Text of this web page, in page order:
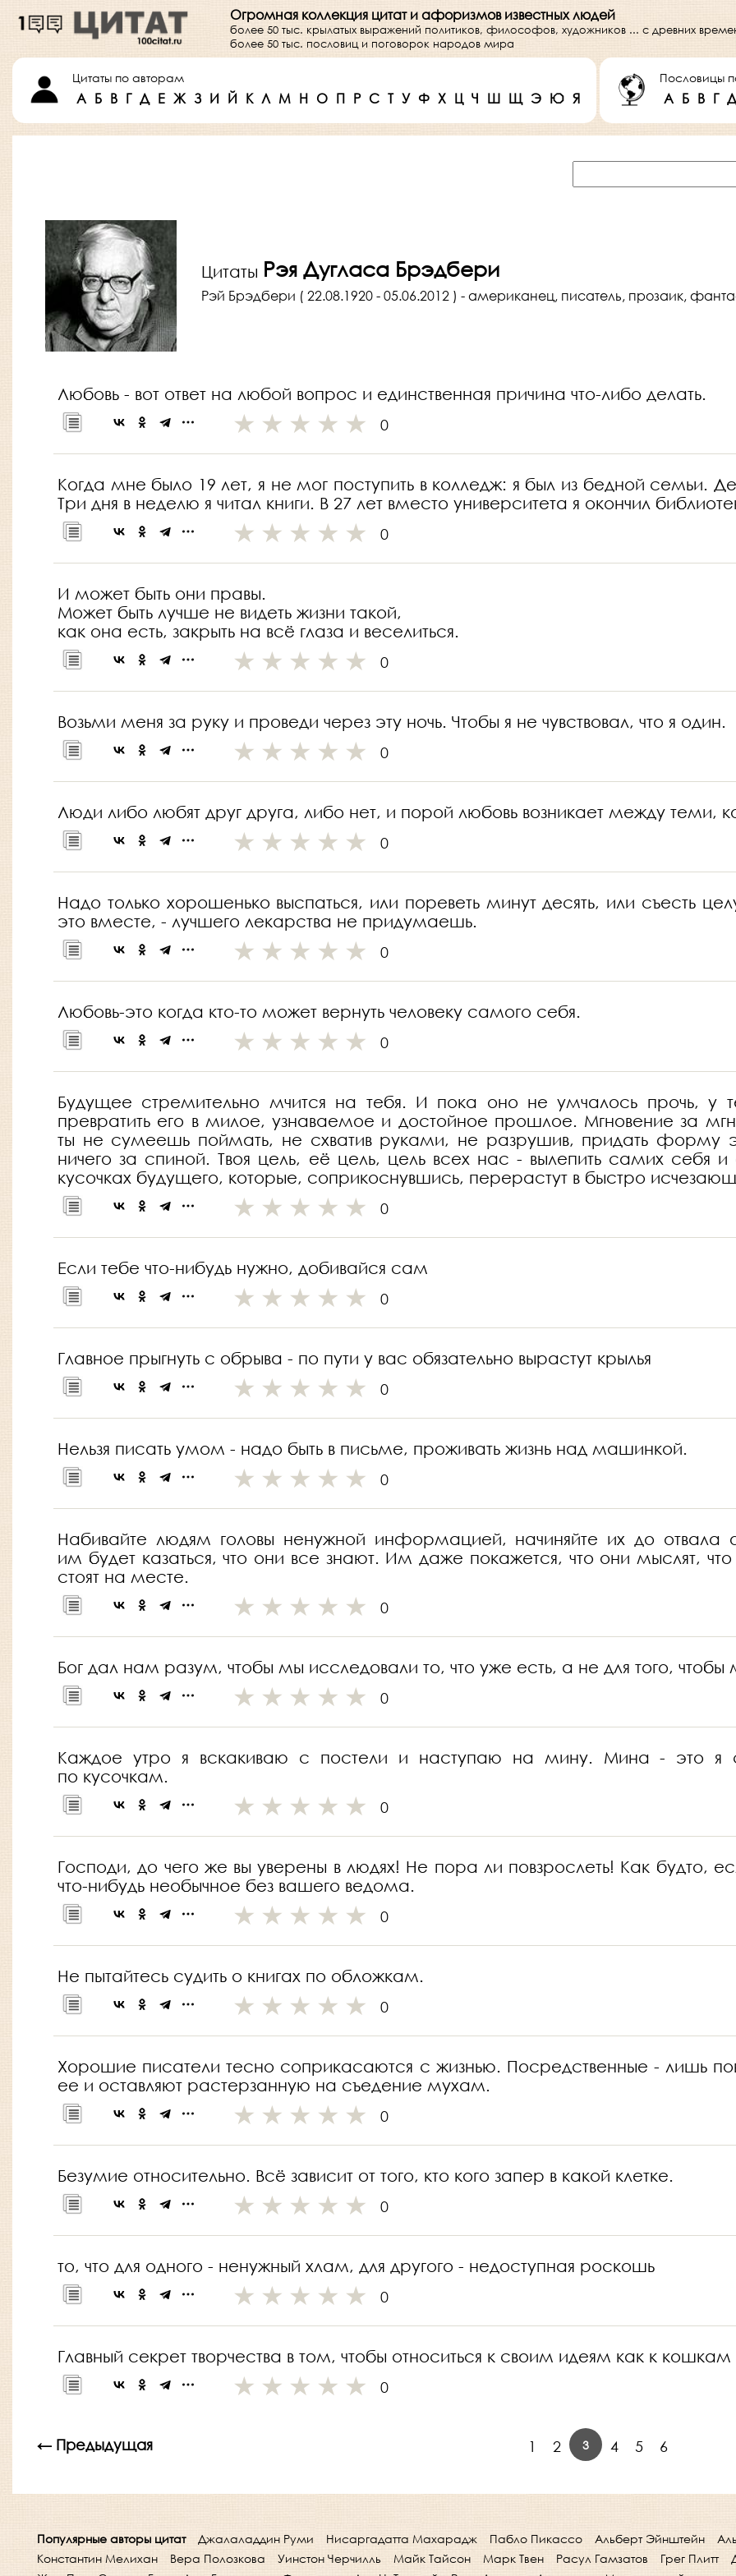
Огромная коллекция цитат и афоризмов известных людей
более 50 тыс. крылатых выражений политиков, философов, художников ... с древних
более 50 тыс. пословиц и поговорок народов мира
Цитаты по авторам
А Б В Г Д Е Ж З И Й К Л М Н О П Р С Т У Ф Х Ц Ч Ш Щ Э Ю Я
Пословицы
А Б В Г Д
Цитаты Рэя Дугласа Брэдбери
Рэй Брэдбери ( 22.08.1920 - 05.06.2012 ) - американец, писатель, прозаик,
Любовь - вот ответ на любой вопрос и единственная причина что-либо делать.
0
Когда мне было 19 лет, я не мог поступить в колледж: я был из бедной семьи.
Три дня в неделю я читал книги. В 27 лет вместо университета я окончил
0
И может быть они правы.
Может быть лучше не видеть жизни такой,
как она есть, закрыть на всё глаза и веселиться.
0
Возьми меня за руку и проведи через эту ночь. Чтобы я не чувствовал, что я один.
0
Люди либо любят друг друга, либо нет, и порой любовь возникает между теми,
0
Надо только хорошенько выспаться, или пореветь минут десять, или съесть
это вместе, - лучшего лекарства не придумаешь.
0
Любовь-это когда кто-то может вернуть человеку самого себя.
0
Будущее стремительно мчится на тебя. И пока оно не умчалось прочь, у
превратить его в милое, узнаваемое и достойное прошлое. Мгновение за
ты не сумеешь поймать, не схватив руками, не разрушив, придать форму
ничего за спиной. Твоя цель, её цель, цель всех нас - вылепить самих себя и
кусочках будущего, которые, соприкоснувшись, перерастут в быстро
0
Если тебе что-нибудь нужно, добивайся сам
0
Главное прыгнуть с обрыва - по пути у вас обязательно вырастут крылья
0
Нельзя писать умом - надо быть в письме, проживать жизнь над машинкой.
0
Набивайте людям головы ненужной информацией, начиняйте их до
им будет казаться, что они все знают. Им даже покажется, что они мыслят,
стоят на месте.
0
Бог дал нам разум, чтобы мы исследовали то, что уже есть, а не для того,
0
Каждое утро я вскакиваю с постели и наступаю на мину. Мина - это я
по кусочкам.
0
Господи, до чего же вы уверены в людях! Не пора ли повзрослеть! Как будто,
что-нибудь необычное без вашего ведома.
0
Не пытайтесь судить о книгах по обложкам.
0
Хорошие писатели тесно соприкасаются с жизнью. Посредственные - лишь
ее и оставляют растерзанную на съедение мухам.
0
Безумие относительно. Всё зависит от того, кто кого запер в какой клетке.
0
то, что для одного - ненужный хлам, для другого - недоступная роскошь
0
Главный секрет творчества в том, чтобы относиться к своим идеям как к
0
← Предыдущая 1 2 3 4 5 6
Популярные авторы цитат Джалаладдин Руми Нисаргадатта Махарадж Пабло Пикассо Альберт Эйнштейн
Константин Мелихан
Вера Полозкова Уинстон Черчилль Майк Тайсон Марк Твен Расул Гамзатов Грег Плитт